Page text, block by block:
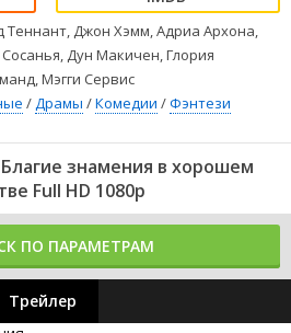
Джон Хэмм, Адриа Архона,
Дун Макичен, Глория
Мэгги Сервис
/Драмы /Комедии /Фэнтези
знамения в хорошем
Full HD 1080p
ПО ПАРАМЕТРАМ
Трейлер